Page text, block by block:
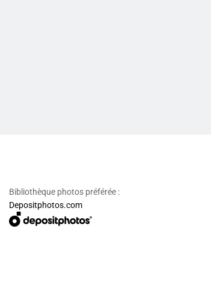
Bibliothèque photos préférée :
Depositphotos.com